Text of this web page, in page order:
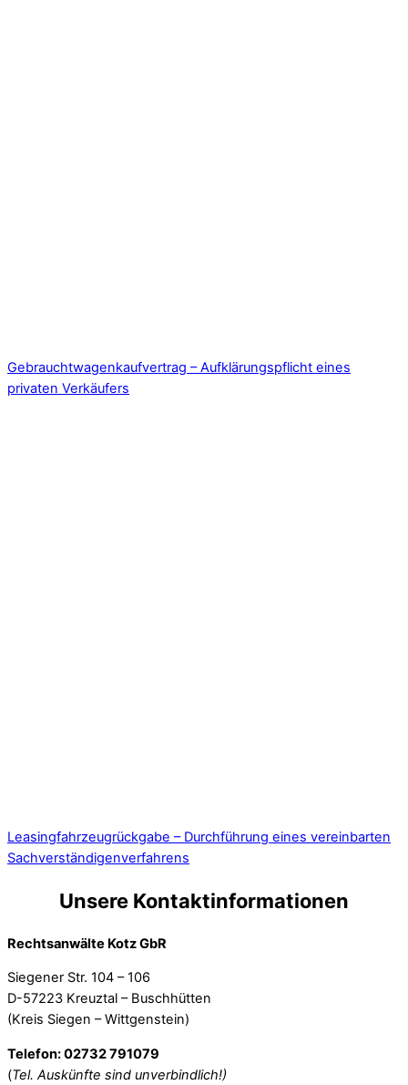
Gebrauchtwagenkaufvertrag – Aufklärungspflicht eines
privaten Verkäufers
Leasingfahrzeugrückgabe – Durchführung eines vereinbarten
Sachverständigenverfahrens
Unsere Kontaktinformationen
Rechtsanwälte Kotz GbR
Siegener Str. 104 – 106
D-57223 Kreuztal – Buschhütten
(Kreis Siegen – Wittgenstein)
Telefon: 02732 791079
(Tel. Auskünfte sind unverbindlich!)